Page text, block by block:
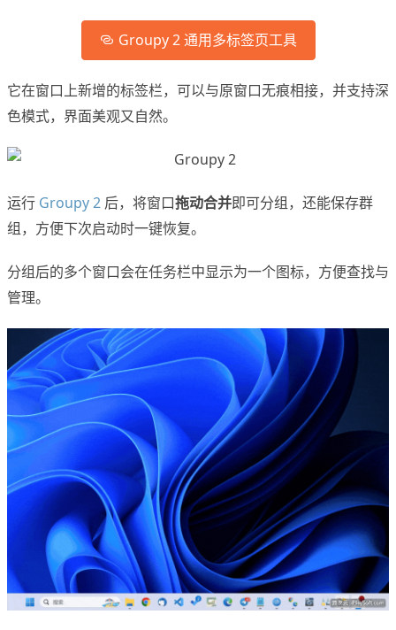
Groupy 2 通用多标签页工具
它在窗口上新增的标签栏，可以与原窗口无痕相接，并支持深
色模式，界面美观又自然。
运行 Groupy 2 后，将窗口拖动合并即可分组，还能保存群
组，方便下次启动时一键恢复。
分组后的多个窗口会在任务栏中显示为一个图标，方便查找与
管理。